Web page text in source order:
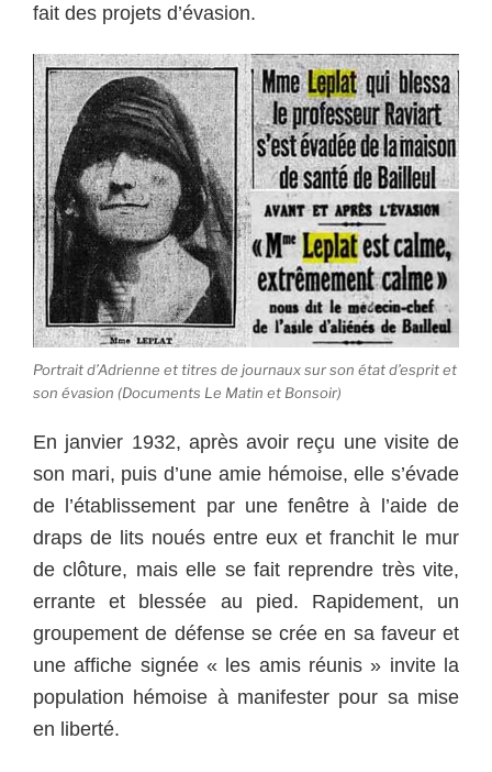
fait des projets d’évasion.
Portrait d’Adrienne et titres de journaux sur son état d’esprit et
son évasion (Documents Le Matin et Bonsoir)
En janvier 1932, après avoir reçu une visite de
son mari, puis d’une amie hémoise, elle s’évade
de l’établissement par une fenêtre à l’aide de
draps de lits noués entre eux et franchit le mur
de clôture, mais elle se fait reprendre très vite,
errante et blessée au pied. Rapidement, un
groupement de défense se crée en sa faveur et
une affiche signée « les amis réunis » invite la
population hémoise à manifester pour sa mise
en liberté.